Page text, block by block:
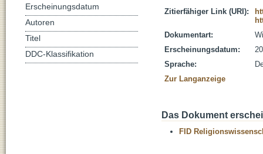
Zitierfähiger Link (URI):
Dokumentart:
Erscheinungsdatum:
Sprache:
Zur Langanzeige
Das Dokument
FID
Erscheinungsdatum
Autoren
Titel
DDC-Klassifikation